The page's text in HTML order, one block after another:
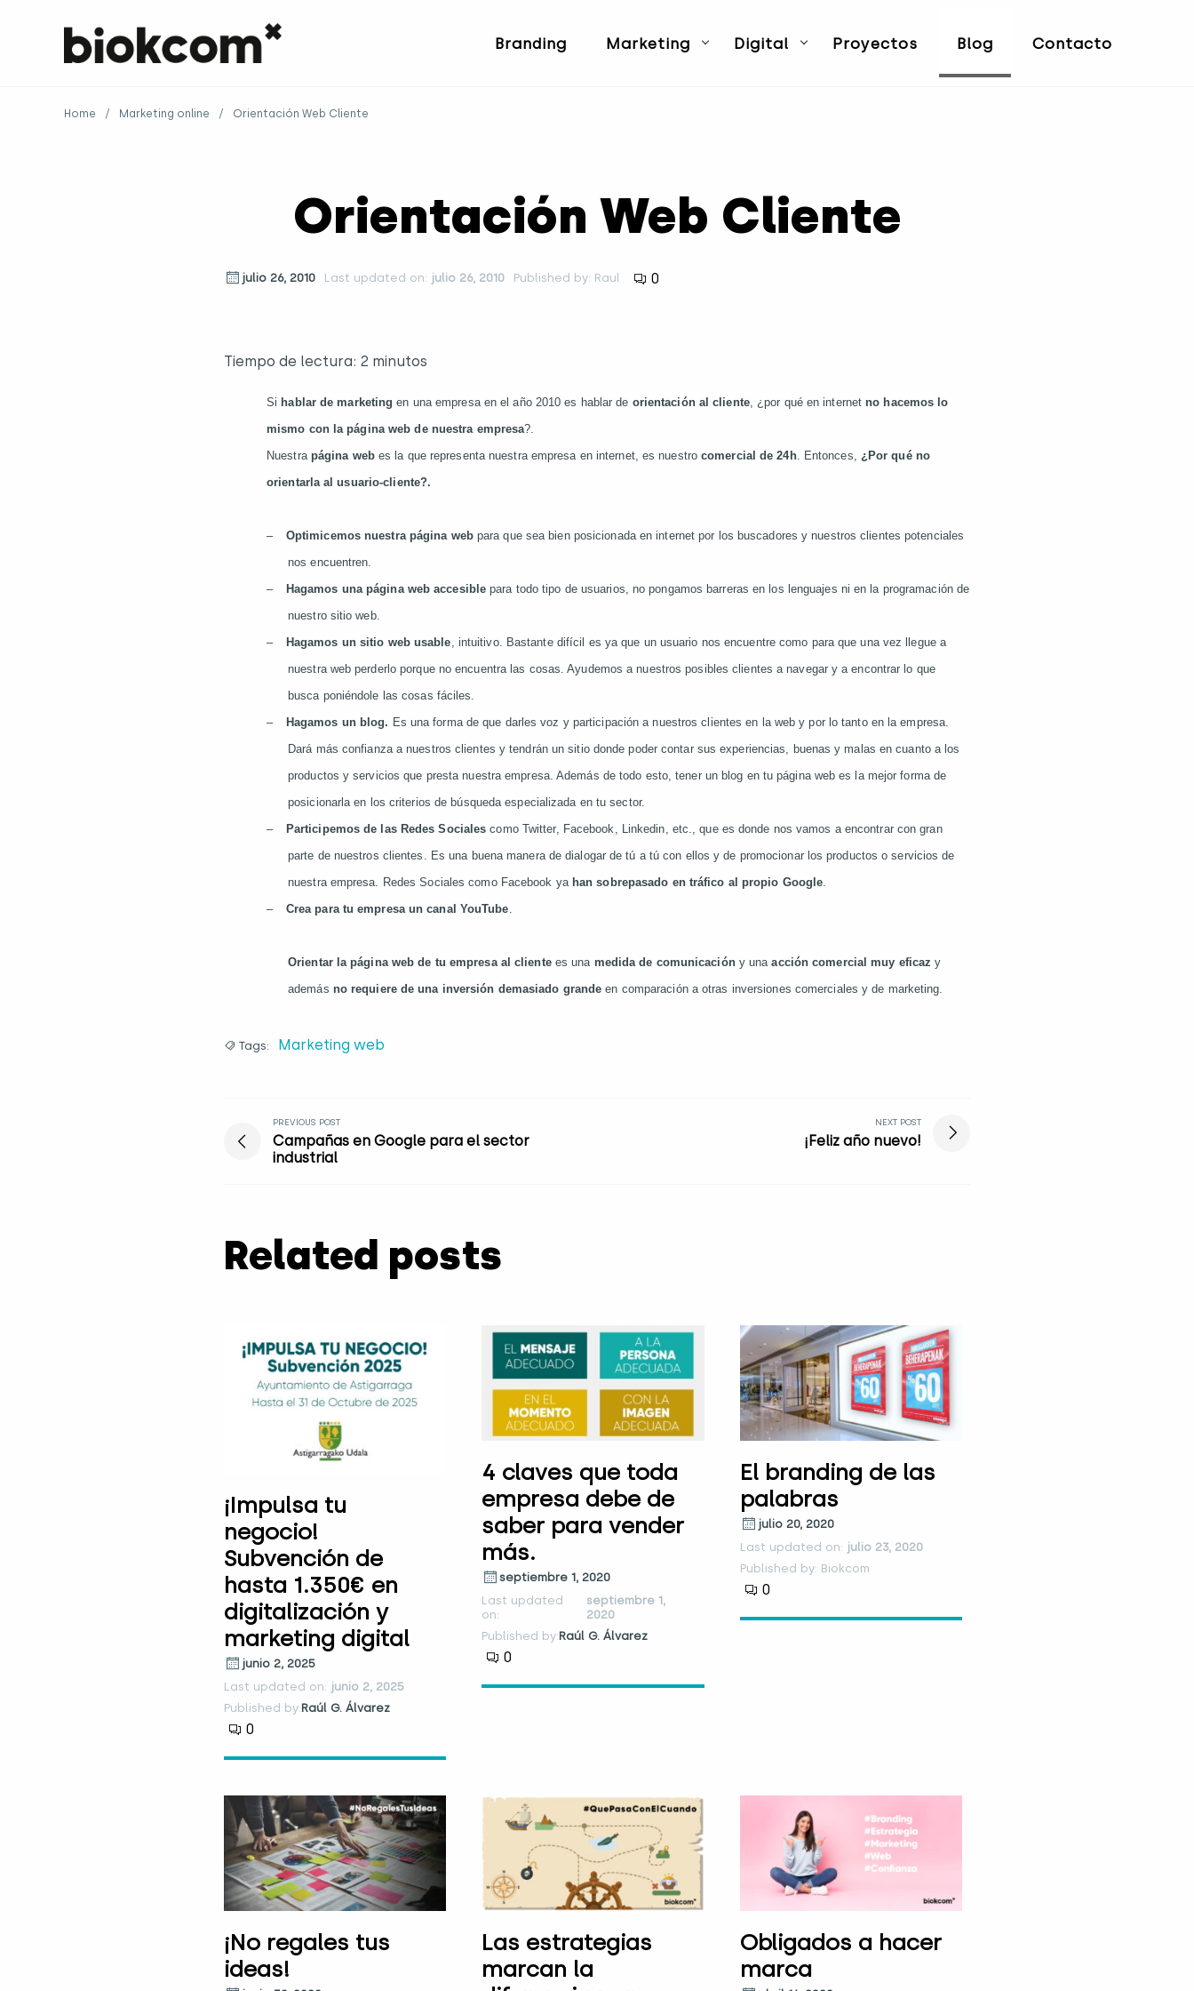
Branding Marketing Digital Proyectos Blog Contacto
Home / Marketing online / Orientación Web Cliente
Orientación Web Cliente
julio 26, 2010 Last updated on: julio 26, 2010 Published by: Raul 0
Tiempo de lectura: 2 minutos
Si hablar de marketing en una empresa en el año 2010 es hablar de orientación al cliente, ¿por qué en internetno hacemos lo
mismo con la página web de nuestra empresa?.
Nuestra página webes la que representa nuestra empresa en internet, es nuestrocomercial de 24h. Entonces, ¿Por qué no
orientarla al usuario-cliente?.
– Optimicemos nuestra página webpara que sea bien posicionada en internet por los buscadores y nuestros clientes potenciales
nos encuentren.
–
Hagamos una página web accesible para todo tipo de usuarios, no pongamos barreras en los lenguajes ni en la programación de
nuestro sitio web.
–
Hagamos un sitio web usable, intuitivo. Bastante difícil es ya que un usuario nos encuentre como para que una vez llegue a
nuestra web perderlo porque no encuentra las cosas. Ayudemos a nuestros posibles clientes a navegar y a encontrar lo que
busca poniéndole las cosas fáciles.
–
Hagamos un blog. Es una forma de que darles voz y participación a nuestros clientes en la web y por lo tanto en la empresa.
Dará más confianza a nuestros clientes y tendrán un sitio donde poder contar sus experiencias, buenas y malas en cuanto a los
productos y servicios que presta nuestra empresa. Además de todo esto, tener un blog en tu página web es la mejor forma de
posicionarla en los criterios de búsqueda especializada en tu sector.
–
Participemos de las Redes Sociales como Twitter, Facebook, Linkedin, etc., que es donde nos vamos a encontrar con gran
parte de nuestros clientes. Es una buena manera de dialogar de tú a tú con ellos y de promocionar los productos o servicios de
nuestra empresa. Redes Sociales como Facebook ya han sobrepasado en tráfico al propio Google.
–
Crea para tu empresa un canal YouTube.
Orientar la página web de tu empresa al clientees una medida de comunicacióny unaacción comercial muy eficaz y
además no requiere de una inversión demasiado grande en comparación a otras inversiones comerciales y de marketing.
Tags: Marketing web
PREVIOUS POST
Campañas en Google para el sector
industrial
NEXT POST
¡Feliz año nuevo!
Related posts
¡Impulsa tu
negocio!
Subvención de
hasta 1.350€ en
digitalización y
marketing digital
junio 2, 2025
Last updated on: junio 2, 2025
Published by:Raúl G. Álvarez
0
4 claves que toda
empresa debe de
saber para vender
más.
septiembre 1, 2020
Last updated
on:
septiembre 1,
2020
Published by:Raúl G. Álvarez
0
El branding de las
palabras
julio 20, 2020
Last updated on: julio 23, 2020
Published by: Biokcom
0
¡No regales tus
ideas!
Las estrategias
marcan la
Obligados a hacer
marca